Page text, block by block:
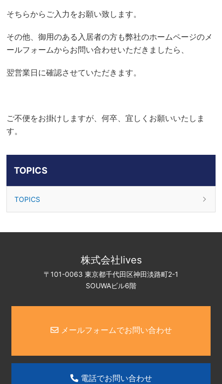
そちらからご入力をお願い致します。
その他、御用のある入居者の方も弊社のホームページのメ
ールフォームからお問い合わせいただきましたら、
翌営業日に確認させていただきます。
ご不便をお掛けしますが、何卒、宜しくお願いいたしま
す。
TOPICS
TOPICS
株式会社lives
〒101-0063 東京都千代田区神田淡路町2-1
SOUWAビル6階
メールフォームでお問い合わせ
電話でお問い合わせ